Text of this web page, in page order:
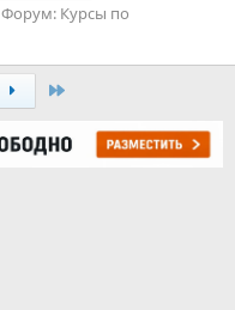
Форум: Курсы по